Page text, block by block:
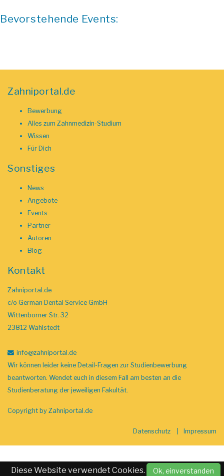
Bevorstehende Events:
Zahniportal.de
Bewerbung
Alles zum Zahnmedizin-Studium
Wissen
Für Dich
Sonstiges
News
Angebote
Events
Partner
Autoren
Blog
Kontakt
Zahniportal.de
c/o German Dental Service GmbH
Wittenborner Str. 32
23812 Wahlstedt
info@zahniportal .de
Wir können leider keine Detail-Fragen zur Studienbewerbung
beantworten. Wendet euch in diesem Fall am besten an die
Studienberatung der jeweiligen Fakultät.
Copyright by Zahniportal.de
Datenschutz Impressum
Diese Website verwendet Cookies. Ok, einverstanden